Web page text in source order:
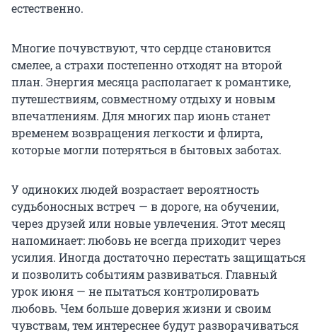
естественно.
Многие почувствуют, что сердце становится
смелее, а страхи постепенно отходят на второй
план. Энергия месяца располагает к романтике,
путешествиям, совместному отдыху и новым
впечатлениям. Для многих пар июнь станет
временем возвращения легкости и флирта,
которые могли потеряться в бытовых заботах.
У одиноких людей возрастает вероятность
судьбоносных встреч — в дороге, на обучении,
через друзей или новые увлечения. Этот месяц
напоминает: любовь не всегда приходит через
усилия. Иногда достаточно перестать защищаться
и позволить событиям развиваться. Главный
урок июня — не пытаться контролировать
любовь. Чем больше доверия жизни и своим
чувствам, тем интереснее будут разворачиваться